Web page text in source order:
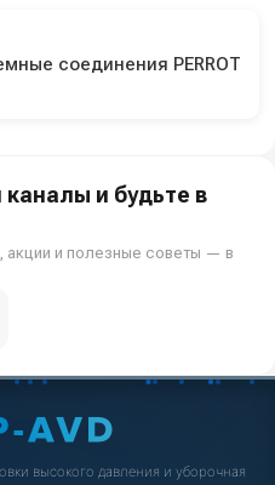
соединения PERROT
и будьте в
акции и полезные советы — в
высокого давления и уборочная